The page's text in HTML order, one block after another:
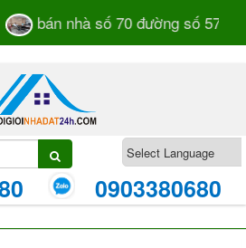
bán nhà số 70 đường số 57
0903380680